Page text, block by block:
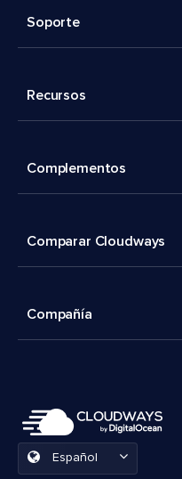
Soporte
Recursos
Complementos
Comparar Cloudways
Compañía
Español